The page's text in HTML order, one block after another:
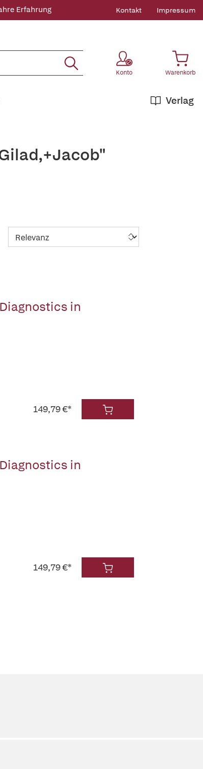
Erfahrung Kontakt Impressum
Konto Warenkorb
Verlag
in
149,79 €*
in
149,79 €*